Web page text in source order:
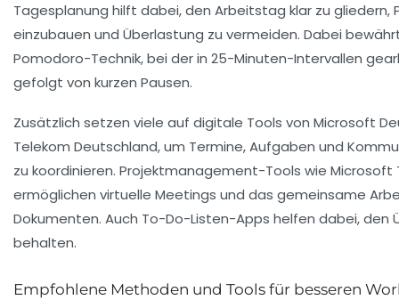
Tagesplanung hilft dabei, den Arbeitstag klar zu gliedern,
einzubauen und Überlastung zu vermeiden. Dabei
Pomodoro-Technik, bei der in 25-Minuten-Intervallen
gefolgt von kurzen Pausen.
Zusätzlich setzen viele auf digitale Tools von Microsoft
Telekom Deutschland, um Termine, Aufgaben und
zu koordinieren. Projektmanagement-Tools wie Microsoft
ermöglichen virtuelle Meetings und das gemeinsame
Dokumenten. Auch To-Do-Listen-Apps helfen dabei, den
behalten.
Empfohlene Methoden und Tools für besseren